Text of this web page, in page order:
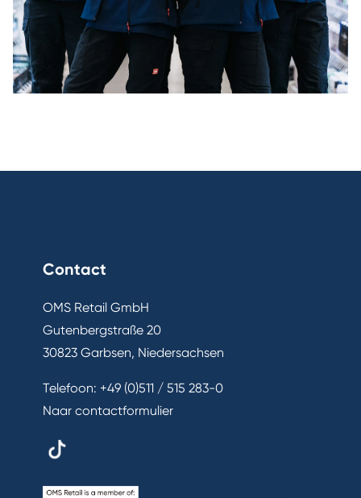
Contact
OMS Retail GmbH
Gutenbergstraße 20
30823 Garbsen, Niedersachsen
Telefoon: +49 (0)511 / 515 283-0
Naar contactformulier